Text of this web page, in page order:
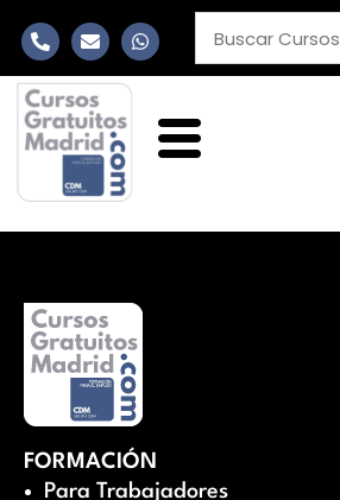
FORMACIÓN
Para Trabajadores